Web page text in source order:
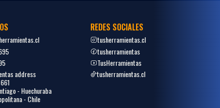
address
- Huechuraba
- Chile
REDES SOCIALES
tusherramientas.cl
tusherramientas
TusHerramientas
tusherramientas.cl